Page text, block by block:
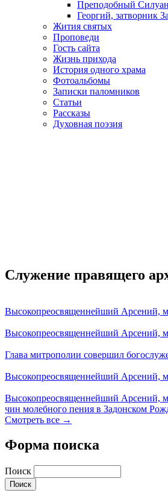
Преподобный
Георгий, затворник
Жития святых
Проповеди
Гость сайта
Жизнь прихода
История одного храма
Фотоальбомы
Записки паломников
Статьи
Рассказы
Духовная поэзия
Служение правящего
Высокопреосвященнейший Арсений,
Высокопреосвященнейший Арсений,
Глава митрополии совершил
Высокопреосвященнейший Арсений,
Высокопреосвященнейший Арсений,
чин молебного пения в Задонском
Смотреть все →
Форма поиска
Поиск